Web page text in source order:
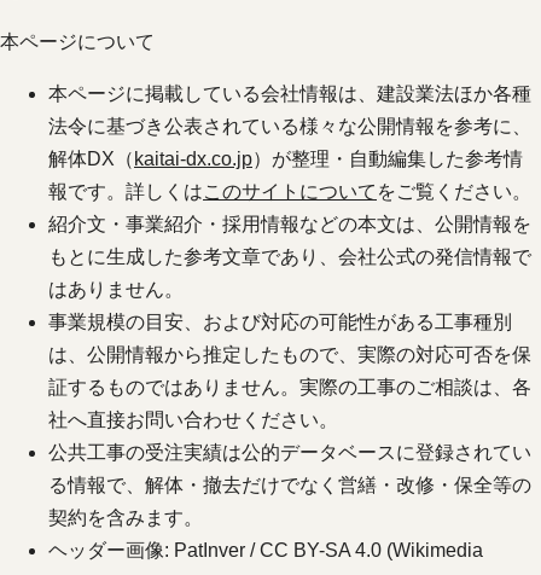
本ページについて
本ページに掲載している会社情報は、建設業法ほか各種
法令に基づき公表されている様々な公開情報を参考に、
解体DX（ kaitai-dx.co.jp）が整理・自動編集した参考情
報です。詳しくはこのサイトについて をご覧ください。
紹介文・事業紹介・採用情報などの本文は、公開情報を
もとに生成した参考文章であり、会社公式の発信情報で
はありません。
事業規模の目安、および対応の可能性がある工事種別
は、公開情報から推定したもので、実際の対応可否を保
証するものではありません。実際の工事のご相談は、各
社へ直接お問い合わせください。
公共工事の受注実績は公的データベースに登録されてい
る情報で、解体・撤去だけでなく営繕・改修・保全等の
契約を含みます。
ヘッダー画像: PatInver / CC BY-SA 4.0 (Wikimedia